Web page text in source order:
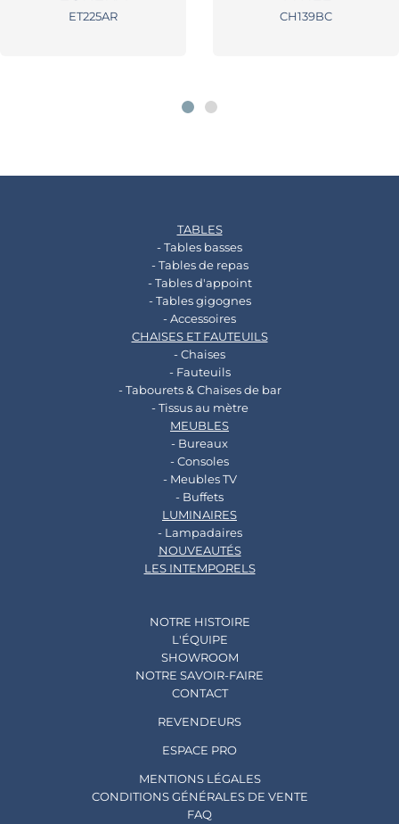
ET225AR CH139BC
TABLES
- Tables basses
- Tables de repas
- Tables d'appoint
- Tables gigognes
- Accessoires
CHAISES ET FAUTEUILS
- Chaises
- Fauteuils
- Tabourets & Chaises de bar
- Tissus au mètre
MEUBLES
- Bureaux
- Consoles
- Meubles TV
- Buffets
LUMINAIRES
- Lampadaires
NOUVEAUTÉS
LES INTEMPORELS
NOTRE HISTOIRE
L'ÉQUIPE
SHOWROOM
NOTRE SAVOIR-FAIRE
CONTACT
REVENDEURS
ESPACE PRO
MENTIONS LÉGALES
CONDITIONS GÉNÉRALES DE VENTE
FAQ